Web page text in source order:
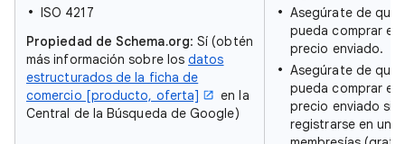
ISO 4217
Propiedad de Schema.org: Sí (obtén
más información sobre losdatos
estructurados de la ficha de
comercio [producto, oferta]
en la
Central de la Búsqueda de Google)
Asegúrate de que
pueda comprar en
precio enviado.
Asegúrate de que
pueda comprar el
precio enviado sin
registrarse en un